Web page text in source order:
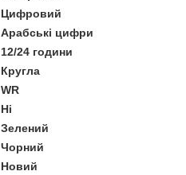
Цифровий
Арабські цифри
12/24 години
Кругла
WR
Ні
Зелений
Чорний
Новий